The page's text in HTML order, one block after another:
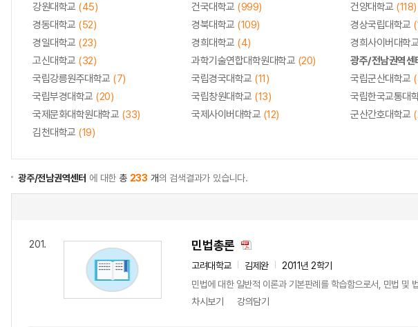
강원대학교 (45) 건국대학교 (999) 건양대학교 (118)
경동대학교 (52) 경북대학교 (109) 경상국립대학교
경일대학교 (23) 경희대학교 (4) 경희사이버대학
고신대학교 (32) 과학기술연합대학원대학교 (20) 광주/전남권역센
국립강릉원주대학교 (7) 국립경국대학교 (11) 국립군산대학교
국립부경대학교 (20) 국립창원대학교 (13) 국립한국교통대
국제문화대학원대학교 (33) 국제사이버대학교 (12) 군산간호대학교
김천대학교 (19)
광주/전남권역센터 에 대한 총 233 개의 검색결과가 있습니다.
201. 민법총론
고려대학교 김제완
2011년 2학기
민법에 대한 일반적 이론과 기본판례를 학습함으로서, 민법 및
차시보기
강의담기